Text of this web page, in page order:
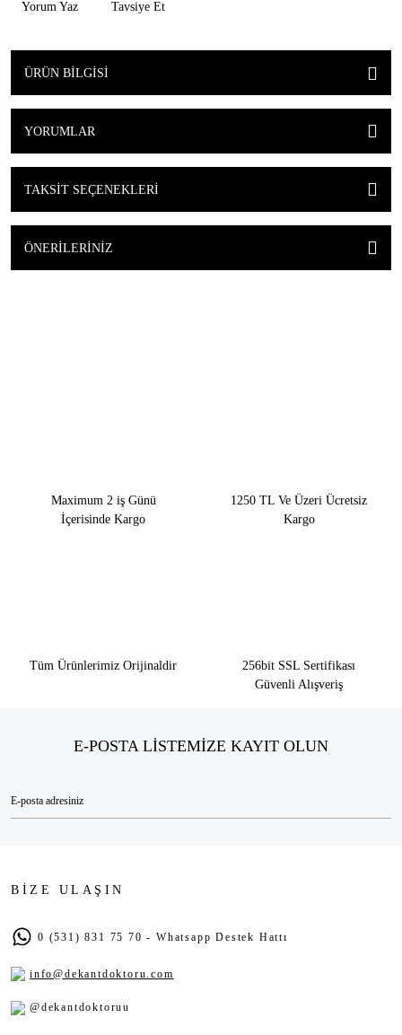
Yorum Yaz Tavsiye Et
ÜRÜN BILGISI
YORUMLAR
TAKSIT SEÇENEKLERI
ÖNERILERINIZ
Maximum 2 iş Günü
İçerisinde Kargo
1250 TL Ve Üzeri Ücretsiz
Kargo
Tüm Ürünlerimiz Orijinaldir
256bit SSL Sertifikası
Güvenli Alışveriş
E-POSTA LİSTEMİZE KAYIT OLUN
BİZE ULAŞIN
0 (531) 831 75 70 - Whatsapp Destek Hattı
info@dekantdoktoru.com
@dekantdoktoruu